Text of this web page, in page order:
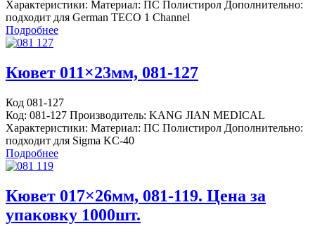
Характеристики: Материал: ПС Полистирол Дополнительно:
подходит для German TECO 1 Channel
Подробнее
Кювет 011×23мм, 081-127
Код 081-127
Код: 081-127 Производитель: KANG JIAN MEDICAL
Характеристики: Материал: ПС Полистирол Дополнительно:
подходит для Sigma KC-40
Подробнее
Кювет 017×26мм, 081-119. Цена за
упаковку 1000шт.